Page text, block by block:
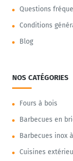
Questions
Conditions
Blog
NOS CATÉGORIES
Fours à bois
Barbecues en
Barbecues inox
Cuisines